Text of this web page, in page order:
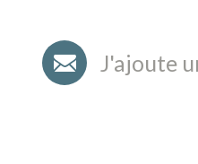
J'ajoute